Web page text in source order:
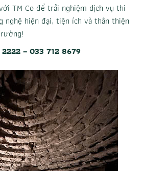
TM Co để trải nghiệm dịch vụ thi
nghệ hiện đại, tiện ích và thân thiện
– 033 712 8679